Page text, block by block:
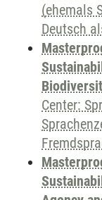
(ehemals
Deutsch
Center: